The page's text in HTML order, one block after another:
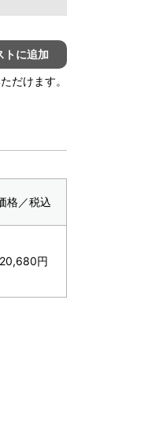
トに追加
だけます。
格／税込
20,680円